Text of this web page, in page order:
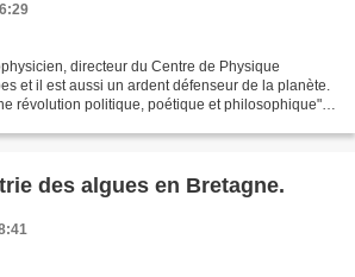
directeur du Centre de Physique
et il est aussi un ardent défenseur de la planète.
révolution politique, poétique et philosophique"
des algues en Bretagne.